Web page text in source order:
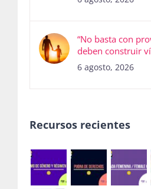
“No basta con
deben construir
6 agosto, 2026
Recursos recientes